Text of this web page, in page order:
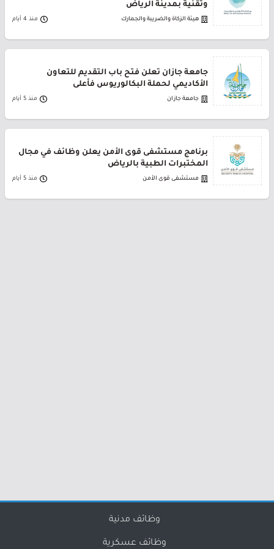
وتقنية بمدينة الرياض
هيئة الزكاة والضريبة والجمارك منذ 4 أيام
جامعة جازان تعلن فتح باب التقديم للتعاون
الأكاديمي لحملة البكالوريوس فأعلى
جامعة جازان منذ 5 أيام
برنامج مستشفى قوى الأمن يعلن وظائف في مجال
المختبرات الطبية بالرياض
مستشفى قوى الأمن منذ 5 أيام
وظائف مدنية
وظائف عسكرية